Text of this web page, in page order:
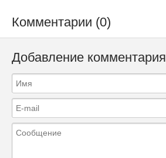
Комментарии (0)
Добавление комментария